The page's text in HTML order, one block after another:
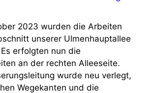
2023 wurden die Arbeiten
unserer Ulmenhauptallee
erfolgten nun die
an der rechten Alleeseite.
wurde neu verlegt,
Wegekanten und die